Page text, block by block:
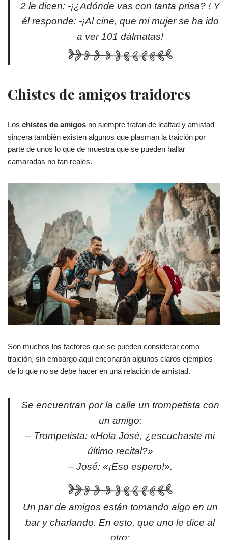
2 le dicen: -¡¿Adónde vas con tanta prisa? ! Y
él responde: -¡Al cine, que mi mujer se ha ido
a ver 101 dálmatas!
Chistes de amigos traidores
Los chistes de amigos no siempre tratan de lealtad y amistad
sincera también existen algunos que plasman la traición por
parte de unos lo que de muestra que se pueden hallar
camaradas no tan reales.
Son muchos los factores que se pueden considerar como
traición, sin embargo aquí enconarán algunos claros ejemplos
de lo que no se debe hacer en una relación de amistad.
Se encuentran por la calle un trompetista con
un amigo:
– Trompetista: «Hola José, ¿escuchaste mi
último recital?»
– José: «¡Eso espero!».
Un par de amigos están tomando algo en un
bar y charlando. En esto, que uno le dice al
otro: